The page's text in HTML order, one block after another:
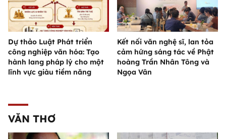
Dự thảo Luật Phát triển
công nghiệp văn hóa: Tạo
hành lang pháp lý cho một
lĩnh vực giàu tiềm năng
Kết nối văn nghệ sĩ, lan tỏa
cảm hứng sáng tác về Phật
hoàng Trần Nhân Tông và
Ngọa Vân
VĂN THƠ